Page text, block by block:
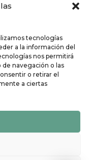
tecnologías
a la información del
nos permitirá
navegación o las
o retirar el
a ciertas